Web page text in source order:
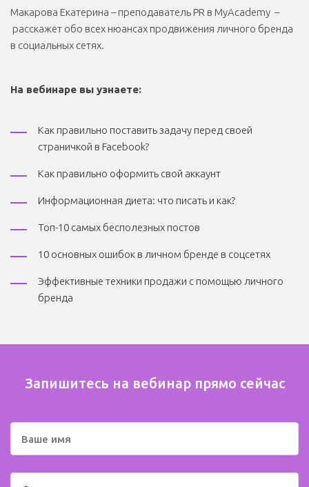
Макарова Екатерина – преподаватель PR в MyAcademy –
расскажет обо всех нюансах продвижения личного бренда
в социальных сетях.
На вебинаре вы узнаете:
Как правильно поставить задачу перед своей
страничкой в Facebook?
Как правильно оформить свой аккаунт
Информационная диета: что писать и как?
Топ-10 самых бесполезных постов
10 основных ошибок в личном бренде в соцсетях
Эффективные техники продажи с помощью личного
бренда
Запишитесь на вебинар прямо сейчас